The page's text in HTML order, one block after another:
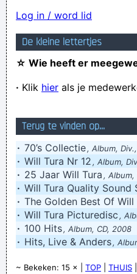
Harmerald Van Der
'een vrolijke Frans';
maar enig fatsoen
Log in / word lid
De kleine lettertjes
☆ Wie heeft er
· Klik hier als je
Terug te vinden op...
· 70’s Collectie, Album,
· Will Tura Nr 12 , Album,
· 25 Jaar Will Tura , Album,
· Will Tura Quality Sound
· The Golden Best Of Will
· Will Tura Picturedisc ,
· 100 Hits, Album, CD, 2008
· Hits, Live & Anders,
~ Bekeken: 15 × | TOP THUIS